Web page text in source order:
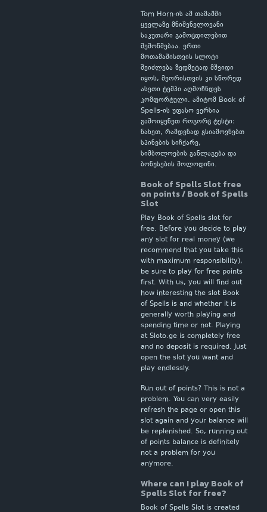
Tom Horn-ის ამ თამაშში
ყველაზე მნიშვნელოვანი
საკუთარი გამოცდილებით
შემოწმებაა. ერთი
მოთამაშისთვის სლოტი
შეიძლება ზედმეტად მშვიდი
იყოს, მეორისთვის კი სწორედ
ასეთი ტემპი აღმოჩნდეს
კომფორტული. ამიტომ Book of
Spells-ის უფასო ვერსია
გამოიყენეთ როგორც ტესტი:
ნახეთ, რამდენად გსიამოვნებთ
სპინების სიჩქარე,
სიმბოლოების განლაგება და
ბონუსების მოლოდინი.
Book of Spells Slot free
on points / Book of Spells
Slot
Play Book of Spells slot for
free. Before you decide to play
any slot for real money (we
recommend that you take this
with maximum responsibility),
be sure to play for free points
first. With us, you will find out
how interesting the slot Book
of Spells is and whether it is
generally worth playing and
spending time or not. Playing
at Sloto.ge is completely free
and no deposit is required. Just
open the slot you want and
play endlessly.
Run out of points? This is not a
problem. You can very easily
refresh the page or open this
slot again and your balance will
be replenished. So, running out
of points balance is definitely
not a problem for you
anymore.
Where can I play Book of
Spells Slot for free?
Book of Spells Slot is created